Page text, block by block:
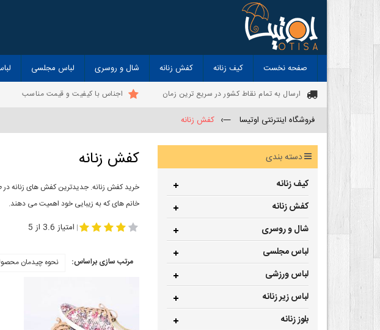
صفحه نخست کیف زنانه کفش زنانه شال و روسری لباس مجلسی
ارسال به تمام نقاط کشور در سریع ترین زمان اجناس با کیفیت و قیمت مناسب
فروشگاه اینترنتی اوتیسا —› کفش زنانه
کفش زنانه
خرید کفش زنانه. جدیدترین کفش های زنانه در
خانم های که به زیبایی خود اهمیت می دهند.
| امتیاز 3.6 از 5
مرتب سازی براساس: نحوه چیدمان
دسته بندی
کیف زنانه
کفش زنانه
شال و روسری
لباس مجلسی
لباس ورزشی
لباس زیر زنانه
بلوز زنانه